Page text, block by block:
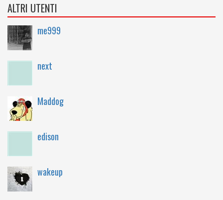
ALTRI UTENTI
me999
next
Maddog
edison
wakeup